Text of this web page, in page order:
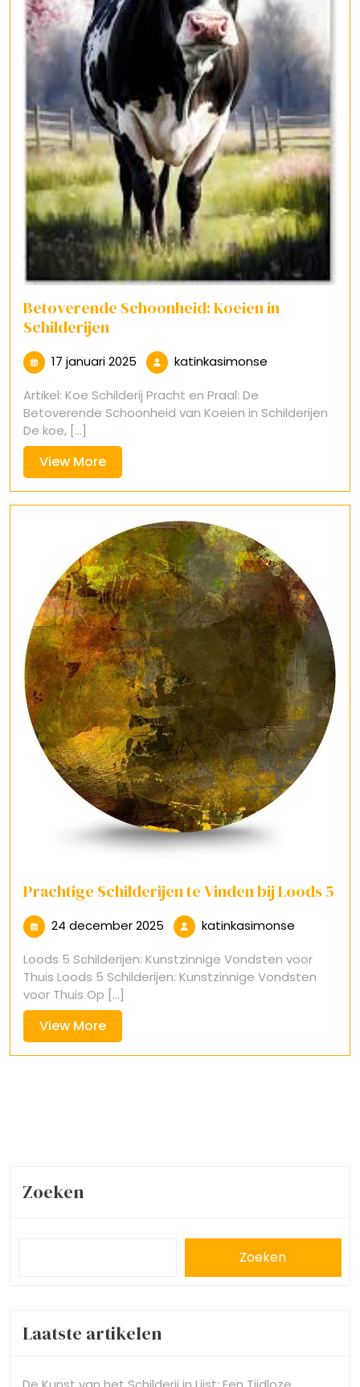
Betoverende Schoonheid: Koeien in
Schilderijen
17 januari 2025 17
januari
2025
katinkasimonse
Artikel: Koe Schilderij Pracht en Praal: De
Betoverende Schoonheid van Koeien in Schilderijen
De koe, [...]
View MoreView
More
Prachtige Schilderijen te Vinden bij Loods 5
24 december 2025 24
december
2025
katinkasimonse
Loods 5 Schilderijen: Kunstzinnige Vondsten voor
Thuis Loods 5 Schilderijen: Kunstzinnige Vondsten
voor Thuis Op [...]
View MoreView
More
Zoeken
Zoeken
Laatste artikelen